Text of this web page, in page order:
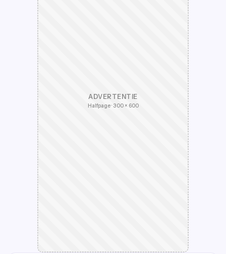
ADVERTENTIE
Halfpage · 300 × 600